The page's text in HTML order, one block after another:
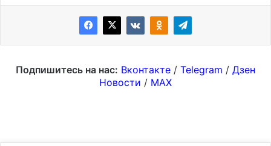
Подпишитесь на нас: Вконтакте / Telegram / Дзен
Новости / MAX